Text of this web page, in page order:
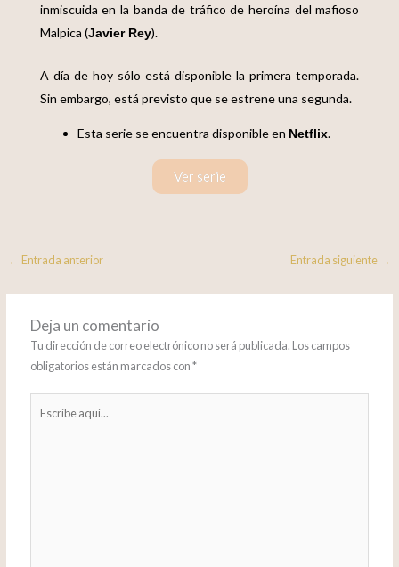
inmiscuida en la banda de tráfico de heroína del mafioso
Malpica (Javier Rey).
A día de hoy sólo está disponible la primera temporada.
Sin embargo, está previsto que se estrene una segunda.
Esta serie se encuentra disponible en Netflix.
Ver serie
← Entrada anterior Entrada siguiente →
Deja un comentario
Tu dirección de correo electrónico no será publicada. Los campos
obligatorios están marcados con*